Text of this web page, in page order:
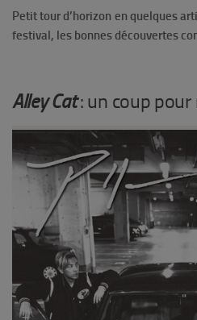
Petit tour d’horizon en quelques
festival, les bonnes découvertes
Alley Cat : un coup pour